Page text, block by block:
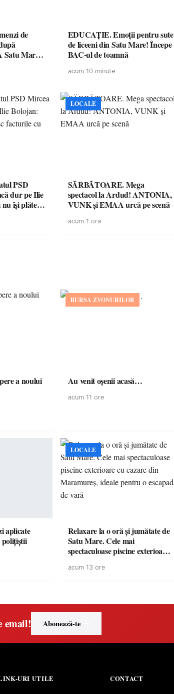
de
Satu Mare!
EDUCAȚIE. Emoții pentru sute
de liceeni din Satu Mare! Începe
BAC-ul de toamnă
acum 10 minute
PSD
dur pe Ilie
își plătesc
LOCALE
SĂRBĂTOARE. Mega
spectacol la Ardud! ANTONIA,
VUNK și EMAA urcă pe scenă
acum 1 ora
a noului
BURSA ZVONURILOR
Au venit oșenii acasă…
acum 11 ore
aplicate
LOCALE
Relaxare la o oră și jumătate de
Satu Mare. Cele mai
spectaculoase piscine exterioare
pentru o escapadă de vară
acum 13 ore
email! Abonează-te
URI UTILE CONTACT